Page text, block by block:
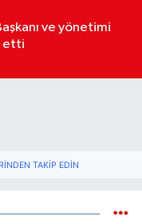
ve yönetimi
etti
TAKIP EDIN